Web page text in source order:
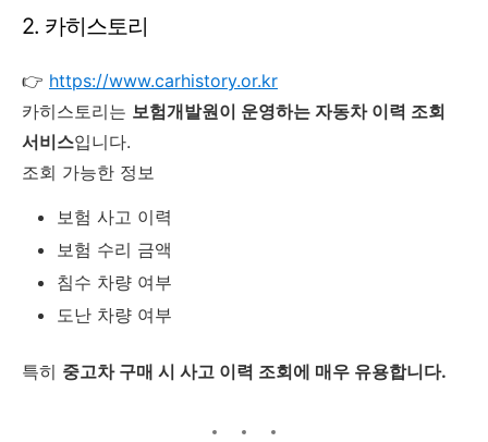
2. 카히스토리
👉 https://www.carhistory.or.kr
카히스토리는 보험개발원이 운영하는 자동차 이력 조회
서비스입니다.
조회 가능한 정보
보험 사고 이력
보험 수리 금액
침수 차량 여부
도난 차량 여부
특히 중고차 구매 시 사고 이력 조회에 매우 유용합니다.